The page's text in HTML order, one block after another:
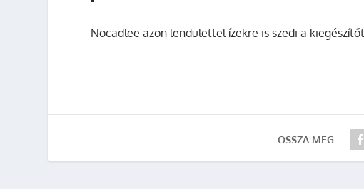
Nocadlee azon lendülettel ízekre is szedi a
OSSZA MEG: